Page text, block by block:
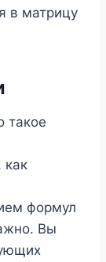
в матрицу
такое
как
формул
Вы